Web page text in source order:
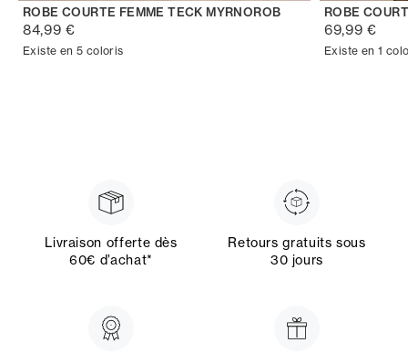
ROBE COURTE FEMME TECK MYRNOROB
84,99 €
Existe en 5 coloris
ROBE
69,99 €
Existe en 1
Livraison offerte dès
60€ d’achat*
Retours gratuits sous
30 jours